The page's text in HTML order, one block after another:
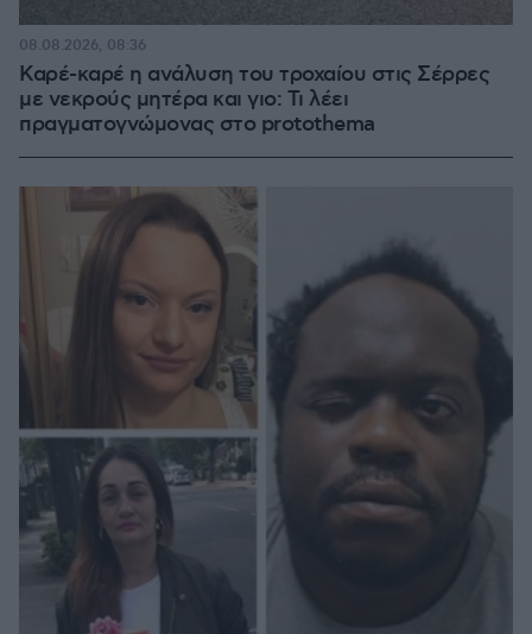
Καρέ-καρέ η ανάλυση του τροχαίου στις Σέρρες
με νεκρούς μητέρα και γιο: Τι λέει
πραγματογνώμονας στο protothema
08.08.2026, 08:36